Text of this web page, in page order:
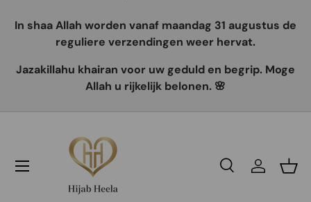
In shaa Allah worden vanaf maandag 31 augustus de
reguliere verzendingen weer hervat.
Jazakillahu khairan voor uw geduld en begrip. Moge
Allah u rijkelijk belonen. 🌸
Recherche
Se